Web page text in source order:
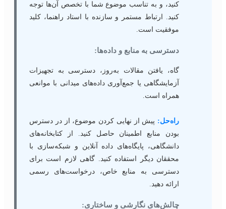
کنید، و به تناسب موضوع شما با تخصص آن‌ها توجه
کنید. ارتباط مستمر و سازنده با استاد راهنما، کلید
موفقیت است.
دسترسی به منابع و داده‌ها:
گاه، یافتن مقالات به‌روز، دسترسی به تجهیزات
آزمایشگاهی یا جمع‌آوری داده‌های میدانی با موانعی
همراه است.
راه‌حل:پیش از نهایی کردن موضوع، از در دسترس
بودن منابع اطمینان حاصل کنید. از کتابخانه‌های
دانشگاهی، پایگاه‌های داده آنلاین و شبکه‌سازی با
محققان دیگر استفاده کنید. گاهی لازم است برای
دسترسی به منابع خاص، درخواست‌های رسمی
ارائه دهید.
چالش‌های نگارشی و ساختاری: